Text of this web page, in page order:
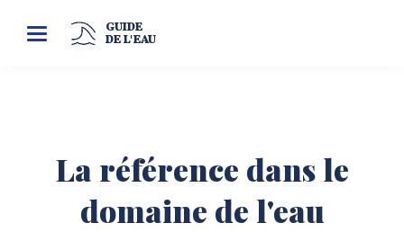
Toggle
GUIDE
DE L'EAU
La référence dans le
domaine de l'eau